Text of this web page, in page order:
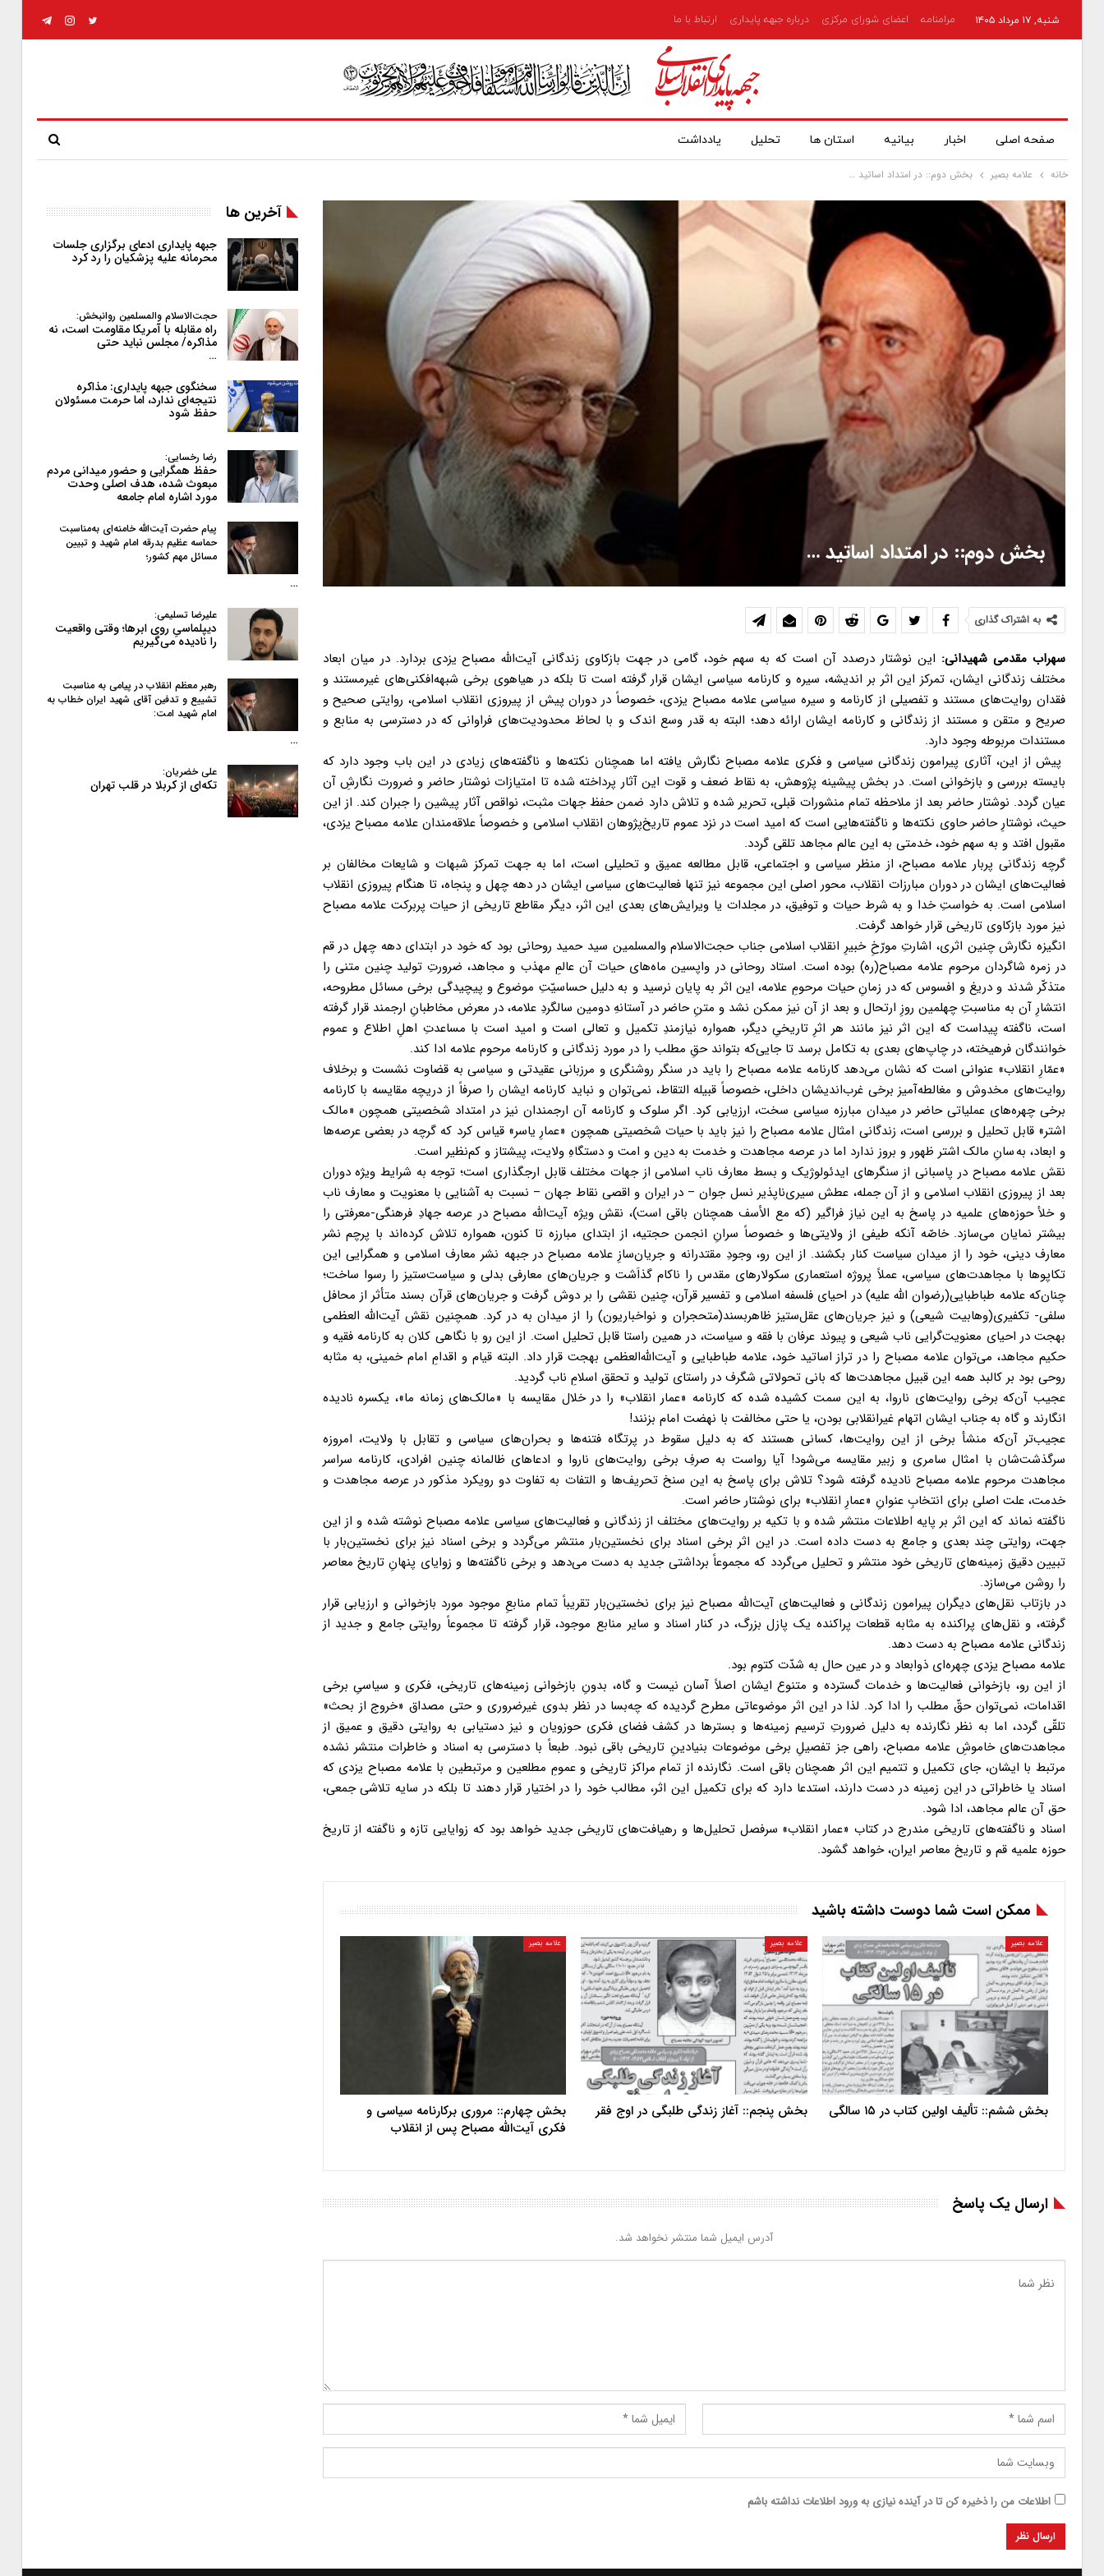
شنبه, ۱۷ مرداد ۱۴۰۵ مرامنامه اعضای شورای مرکزی درباره جبهه پایداری ارتباط با ما
صفحه اصلی اخبار بیانیه استان ها تحلیل یادداشت
خانه علامه بصیر بخش دوم:: در امتداد اساتید …
بخش دوم:: در امتداد اساتید …
به اشتراک گذاری
سهراب مقدمی شهیدانی: این نوشتار درصدد آن است که به سهم خود، گامی در جهت بازکاوی زندگانی آیت‌الله مصباح یزدی بردارد. در میان ابعاد
مختلف زندگانی ایشان، تمرکز این اثر بر ‌اندیشه، سیره و کارنامه سیاسی ایشان قرار گرفته است تا بلکه در هیاهوی برخی شبهه‌افکنی‌های غیرمستند و
فقدان روایت‌های مستند و تفصیلی از کارنامه و سیره سیاسی علامه مصباح یزدی، خصوصاً در دوران پیش از پیروزی انقلاب اسلامی، روایتی صحیح و
صریح و متقن و مستند از زندگانی و کارنامه ایشان ارائه دهد؛ البته به قدر وسع ‌اندک و با لحاظ محدودیت‌های فراوانی که در دسترسی به منابع و
مستندات مربوطه وجود دارد.
پیش از این، آثاری پیرامون زندگانی سیاسی و فکری علامه مصباح نگارش یافته اما همچنان نکته‌ها و ناگفته‌های زیادی در این باب وجود دارد که
بایسته بررسی و بازخوانی است. در بخش پیشینه پژوهش، به نقاط ضعف و قوت این آثار پرداخته شده تا امتیازات نوشتار حاضر و ضرورت نگارشِ آن
عیان گردد. نوشتار حاضر بعد از ملاحظه تمام منشورات قبلی، تحریر شده و تلاش دارد ضمن حفظ جهات مثبت، نواقص آثار پیشین را جبران کند. از این
حیث، نوشتارِ حاضر حاوی نکته‌ها و ناگفته‌هایی است که امید است در نزد عموم تاریخ‌پژوهان انقلاب اسلامی و خصوصاً علاقه‌مندان علامه مصباح یزدی،
مقبول افتد و به سهم خود، خدمتی به این عالم مجاهد تلقی گردد.
گرچه زندگانی پربار علامه مصباح، از منظر سیاسی و اجتماعی، قابل مطالعه عمیق و تحلیلی است، اما به جهت تمرکز شبهات و شایعات مخالفان بر
فعالیت‌های ایشان در دوران مبارزات انقلاب، محور اصلی این مجموعه نیز تنها فعالیت‌های سیاسی ایشان در دهه چهل و پنجاه، تا هنگام پیروزی انقلاب
اسلامی است. به خواستِ خدا و به شرط حیات و توفیق، در مجلدات یا ویرایش‌های بعدی این اثر، دیگر مقاطع تاریخی از حیات پربرکت علامه مصباح
نیز مورد بازکاوی تاریخی قرار خواهد گرفت.
انگیزه نگارش چنین اثری، اشارتِ مورّخِ خبیرِ انقلاب اسلامی جناب حجت‌الاسلام والمسلمین سید حمید روحانی بود که خود در ابتدای دهه چهل در قم
در زمره شاگردان مرحوم علامه مصباح(ره) بوده‌ است. استاد روحانی در واپسین‌ ماه‌های حیات آن عالمِ مهذب و مجاهد، ضرورتِ تولید چنین متنی را
متذکّر شدند و دریغ و افسوس که در زمانِ حیات مرحومِ علامه، این اثر به پایان نرسید و به دلیل حساسیّتِ موضوع و پیچیدگی برخی مسائل مطروحه،
انتشارِ آن به مناسبتِ چهلمین روزِ ارتحال و بعد از آن نیز ممکن نشد و متنِ حاضر در آستانهِ دومین سالگردِ علامه، در معرض مخاطبانِ ارجمند قرار گرفته
است، ناگفته پیداست که این اثر نیز مانند هر اثرِ تاریخیِ دیگر، همواره نیازمندِ تکمیل و تعالی است و امید است با مساعدتِ اهلِ اطلاع و عموم
خوانندگان فرهیخته، در چاپ‌های بعدی به تکامل برسد تا جایی‌که بتواند حقِ مطلب را در مورد زندگانی و کارنامه مرحوم علامه ادا کند.
«عمّارِ انقلاب» عنوانی است که نشان می‌دهد کارنامه علامه مصباح را باید در سنگر روشنگری و مرزبانی عقیدتی و سیاسی به قضاوت نشست و برخلاف
روایت‌های مخدوش و مغالطه‌آمیز برخی غرب‌اندیشان داخلی، خصوصاً قبیله التقاط، نمی‌توان و نباید کارنامه ایشان را صرفاً از دریچه مقایسه با کارنامه
برخی چهره‌های عملیاتی حاضر در میدان مبارزه سیاسی سخت، ارزیابی کرد. اگر سلوک و کارنامه آن ارجمندان نیز در امتداد شخصیتی همچون «مالک
اشتر» قابل تحلیل و بررسی است، زندگانی امثال علامه مصباح را نیز باید با حیات شخصیتی همچون «عمارِ یاسر» قیاس کرد که گرچه در بعضی عرصه‌ها
و ابعاد، به سانِ مالک اشتر ظهور و بروز ندارد اما در عرصه مجاهدت و خدمت به دین و امت و دستگاهِ ولایت، پیشتاز و کم‌نظیر است.
نقش علامه مصباح در پاسبانی از سنگرهای ایدئولوژیک و بسط معارف ناب اسلامی از جهات مختلف قابل ارجگذاری است؛ توجه به شرایط ویژه دوران
بعد از پیروزی انقلاب اسلامی و از آن جمله، عطش سیری‌ناپذیر نسل جوان – در ایران و اقصی نقاط جهان – نسبت به آشنایی با معنویت و معارف ناب
و خلأ حوزه‌های علمیه در پاسخ به این نیاز فراگیر (که مع الأسف همچنان باقی است)، نقش ویژه آیت‌الله مصباح در عرصه جهادِ فرهنگی-معرفتی را
بیشتر نمایان می‌سازد. خاصّه آنکه طیفی از ولایتی‌ها و خصوصاً سرانِ انجمن حجتیه، از ابتدای مبارزه تا کنون، همواره تلاش کرده‌اند با پرچم نشر
معارف دینی، خود را از میدان سیاست کنار بکشند. از این رو، وجودِ مقتدرانه و جریان‌سازِ علامه مصباح در جبهه نشر معارف اسلامی و همگرایی این
تکاپوها با مجاهدت‌های سیاسی، عملاً پروژه استعماری سکولارهای مقدس را ناکام گذاَشت و جریان‌های معارفی بدلی و سیاست‌ستیز را رسوا ساخت؛
چنان‌که علامه طباطبایی(رضوان الله علیه) در احیای فلسفه اسلامی و تفسیر قرآن، چنین نقشی را بر دوش گرفت و جریان‌های قرآن بسند متأثر از محافل
سلفی- تکفیری(وهابیت شیعی) و نیز جریان‌های عقل‌ستیز ظاهربسند(متحجران و نواخباریون) را از میدان به در کرد. همچنین نقش آیت‌‎الله العظمی
بهجت در احیای معنویت‌گرایی ناب شیعی و پیوند عرفان با فقه و سیاست، در همین راستا قابل تحلیل است. از این رو با نگاهی کلان به کارنامه فقیه و
حکیم مجاهد، می‌توان علامه مصباح را در تراز اساتید خود، علامه طباطبایی و آیت‌الله‌العظمی بهجت قرار داد. البته قیام و اقدامِ امام خمینی، به مثابه
روحی بود بر کالبد همه این قبیل مجاهدت‌ها که بانی تحولاتی شگرف در راستای تولید و تحقق اسلامِ ناب گردید.
عجیب آن‌که برخی روایت‌های ناروا، به این سمت کشیده شده که کارنامه «عمار انقلاب» را در خلال مقایسه با «مالک‌های زمانه ما»، یکسره نادیده
انگارند و گاه به جناب ایشان اتهام غیرانقلابی بودن، یا حتی مخالفت با نهضت امام بزنند!
عجیب‌تر آن‌که منشأ برخی از این روایت‌ها، کسانی هستند که به دلیل سقوط در پرتگاه فتنه‌ها و بحران‌های سیاسی و تقابل با ولایت، امروزه
سرگذشت‌شان با امثال سامری و زبیر مقایسه می‌شود! آیا رواست به صرفِ برخی روایت‌های ناروا و ادعاهای ظالمانه چنین افرادی، کارنامه سراسر
مجاهدت مرحوم علامه مصباح نادیده گرفته شود؟ تلاش برای پاسخ به این سنخ تحریف‌ها و التفات به تفاوت دو رویکرد مذکور در عرصه مجاهدت و
خدمت، علت اصلی برای انتخابِ عنوانِ «عمارِ انقلاب» برای نوشتار حاضر است.
ناگفته نماند که این اثر بر پایه اطلاعات منتشر شده و با تکیه بر روایت‌های مختلف از زندگانی و فعالیت‌های سیاسی علامه مصباح نوشته شده و از این
جهت، روایتی چند بعدی و جامع به دست داده است. در این اثر برخی اسناد برای نخستین‌بار منتشر می‌گردد و برخی اسناد نیز برای نخستین‌بار با
تبیین دقیق زمینه‌های تاریخی خود منتشر و تحلیل می‌گردد که مجموعاً برداشتی جدید به دست می‌دهد و برخی ناگفته‌ها و زوایای پنهانِ تاریخ معاصر
را روشن می‌سازد.
در بازتاب نقل‌های دیگران پیرامون زندگانی و فعالیت‌های آیت‌الله مصباح نیز برای نخستین‌بار تقریباً تمام منابعِ موجود مورد بازخوانی و ارزیابی قرار
گرفته، و نقل‌های پراکنده به مثابه قطعات پراکنده یک پازل بزرگ، در کنار اسناد و سایر منابع موجود، قرار گرفته تا مجموعاً روایتی جامع و جدید از
زندگانی علامه مصباح به دست دهد.
علامه مصباح یزدی چهره‌ای ذوابعاد و در عین حال به شدّت کتوم بود.
از این رو، بازخوانی فعالیت‌ها و خدمات گسترده و متنوع ایشان اصلاً آسان نیست و گاه، بدونِ بازخوانی زمینه‌های تاریخی، فکری و سیاسیِ برخی
اقدامات، نمی‌توان حقّ مطلب را ادا کرد. لذا در این اثر موضوعاتی مطرح گردیده که چه‌بسا در نظر بدوی غیرضروری و حتی مصداق «خروج از بحث»
تلقّی گردد، اما به نظر نگارنده به دلیل ضرورتِ ترسیم زمینه‌ها و بسترها در کشف فضای فکری حوزویان و نیز دستیابی به روایتی دقیق و عمیق از
مجاهدت‌های خاموشِ علامه مصباح، راهی جز تفصیلِ برخی موضوعات بنیادینِ تاریخی باقی نبود. طبعاً با دسترسی به اسناد و خاطرات منتشر نشده
مرتبط با ایشان، جای تکمیل و تتمیم این اثر همچنان باقی است. نگارنده از تمام مراکز تاریخی و عمومِ مطلعین و مرتبطین با علامه مصباح یزدی که
اسناد یا خاطراتی در این زمینه در دست دارند، استدعا دارد که برای تکمیل این اثر، مطالب خود را در اختیار قرار دهند تا بلکه در سایه تلاشی جمعی،
حق آن عالم مجاهد، ادا شود.
اسناد و ناگفته‌های تاریخی مندرج در کتاب «عمار انقلاب» سرفصل تحلیل‌ها و رهیافت‌های تاریخی جدید خواهد بود که زوایایی تازه و ناگفته از تاریخ
حوزه علمیه قم و تاریخ معاصر ایران، خواهد گشود.
ممکن است شما دوست داشته باشید
علامه بصیر
بخش ششم:: تألیف اولین کتاب در ۱۵ سالگی
علامه بصیر
بخش پنجم:: آغاز زندگی طلبگی در اوج فقر
علامه بصیر
بخش چهارم:: مروری برکارنامه سیاسی و
فکری آیت‌الله مصباح پس از انقلاب
ارسال یک پاسخ
آدرس ایمیل شما منتشر نخواهد شد.
اطلاعات من را ذخیره کن تا در آینده نیازی به ورود اطلاعات نداشته باشم
آخرین ها
جبهه پایداری ادعای برگزاری جلسات
محرمانه علیه پزشکیان را رد کرد
حجت‌الاسلام والمسلمین روانبخش:
راه مقابله با آمریکا مقاومت است، نه
مذاکره/ مجلس نباید حتی
…
سخنگوی جبهه پایداری: مذاکره
نتیجه‌ای ندارد، اما حرمت مسئولان
حفظ شود
رضا رخسایی:
حفظ همگرایی و حضور میدانی مردم
مبعوث شده، هدف اصلی وحدت
مورد اشاره امام جامعه
پیام حضرت آیت‌الله خامنه‌ای به‌مناسبت
حماسه عظیم بدرقه امام شهید و تبیین
مسائل مهم کشور؛
…
علیرضا تسلیمی:
دیپلماسیِ روی ابرها؛ وقتی واقعیت
را نادیده می‌گیریم
رهبر معظم انقلاب در پیامی به‌ مناسبت
تشییع و تدفین آقای شهید ایران خطاب به
امام شهید امت:
…
علی خضریان:
تکه‌ای از کربلا در قلب تهران